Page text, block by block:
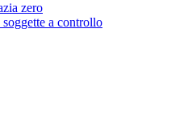
zero
a controllo